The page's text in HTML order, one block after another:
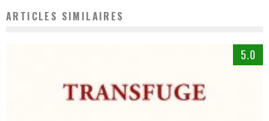
ARTICLES SIMILAIRES
5.0